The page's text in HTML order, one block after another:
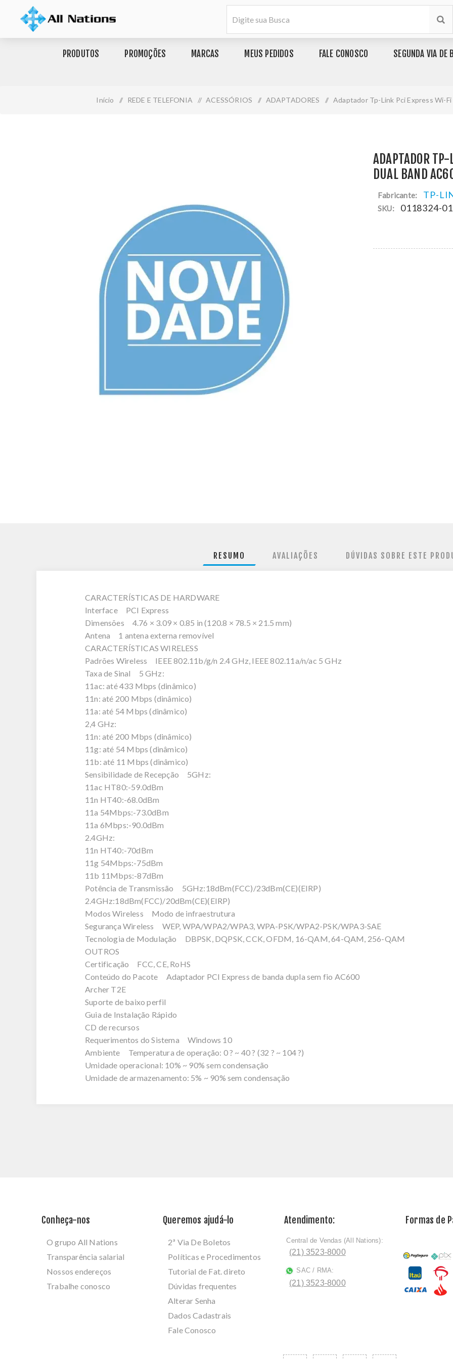
PRODUTOS PROMOÇÕES MARCAS MEUS PEDIDOS FALE CONOSCO SEGUNDA VIA DE
Início / REDE E TELEFONIA / ACESSÓRIOS / ADAPTADORES / Adaptador Tp-Link Pci Express Wi-
ADAPTADOR
DUAL BAND
Fabricante: TP-
SKU: 0118324-01
RESUMO AVALIAÇÕES DÚVIDAS SOBRE ESTE
CARACTERÍSTICAS DE HARDWARE
Interface PCI Express
Dimensões 4.76 × 3.09 × 0.85 in (120.8 × 78.5 × 21.5 mm)
Antena 1 antena externa removível
CARACTERÍSTICAS WIRELESS
Padrões Wireless IEEE 802.11b/g/n 2.4 GHz, IEEE 802.11a/n/ac 5 GHz
Taxa de Sinal 5 GHz:
11ac: até 433 Mbps (dinâmico)
11n: até 200 Mbps (dinâmico)
11a: até 54 Mbps (dinâmico)
2,4 GHz:
11n: até 200 Mbps (dinâmico)
11g: até 54 Mbps (dinâmico)
11b: até 11 Mbps (dinâmico)
Sensibilidade de Recepção 5GHz:
11ac HT80:-59.0dBm
11n HT40:-68.0dBm
11a 54Mbps:-73.0dBm
11a 6Mbps:-90.0dBm
2.4GHz:
11n HT40:-70dBm
11g 54Mbps:-75dBm
11b 11Mbps:-87dBm
Potência de Transmissão 5GHz:18dBm(FCC)/23dBm(CE)(EIRP)
2.4GHz:18dBm(FCC)/20dBm(CE)(EIRP)
Modos Wireless Modo de infraestrutura
Segurança Wireless WEP, WPA/WPA2/WPA3, WPA-PSK/WPA2-PSK/WPA3-SAE
Tecnologia de Modulação DBPSK, DQPSK, CCK, OFDM, 16-QAM, 64-QAM, 256-QAM
OUTROS
Certificação FCC, CE, RoHS
Conteúdo do Pacote Adaptador PCI Express de banda dupla sem fio AC600
Archer T2E
Suporte de baixo perfil
Guia de Instalação Rápido
CD de recursos
Requerimentos do Sistema Windows 10
Ambiente Temperatura de operação: 0 ? ~ 40 ? (32 ? ~ 104 ?)
Umidade operacional: 10% ~ 90% sem condensação
Umidade de armazenamento: 5% ~ 90% sem condensação
Conheça-nos
O grupo All Nations
Transparência salarial
Nossos endereços
Trabalhe conosco
Queremos ajudá-lo
2ª Via De Boletos
Políticas e Procedimentos
Tutorial de Fat. direto
Dúvidas frequentes
Alterar Senha
Dados Cadastrais
Fale Conosco
Atendimento:
ﾠCentral de Vendas (All Nations):
(21) 3523-8000
SAC / RMA:
(21) 3523-8000
Formas de